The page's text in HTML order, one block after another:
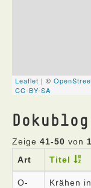
Zeige 41-50 von
Art
Titel
O-
Krähen